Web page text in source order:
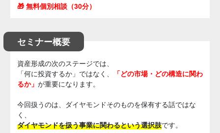
🎁 無料個別相談（30分）
セミナー概要
資産形成の次のステージでは、
「何に投資するか」ではなく、
「どの市場・どの構造に関わ
るか」 が重要になります。
今回扱うのは、ダイヤモンドそのものを保有する話ではな
く、
ダイヤモンドを扱う事業に関わるという選択肢です。